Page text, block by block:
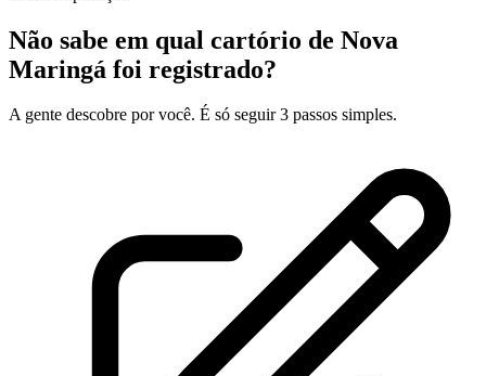
Não sabe em qual cartório de Nova
Maringá foi registrado?
A gente descobre por você. É só seguir 3 passos simples.